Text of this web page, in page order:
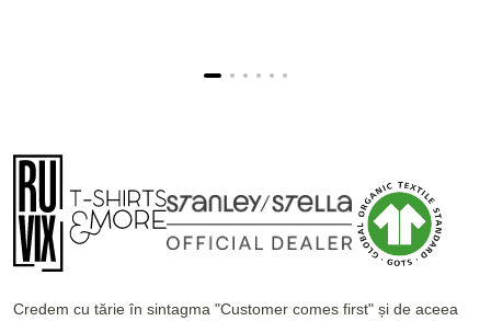
Credem cu tărie în sintagma "Customer comes first" și de aceea